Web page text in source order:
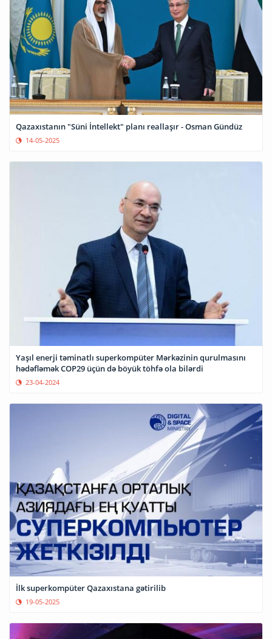
Qazaxıstanın "Süni İntellekt" planı reallaşır - Osman Gündüz
14-05-2025
Yaşıl enerji təminatlı superkompüter Mərkəzinin qurulmasını
hədəfləmək COP29 üçün də böyük töhfə ola bilərdi
23-04-2024
İlk superkompüter Qazaxıstana gətirilib
19-05-2025